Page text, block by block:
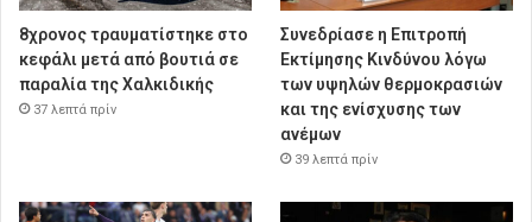
8χρονος τραυματίστηκε στο
κεφάλι μετά από βουτιά σε
παραλία της Χαλκιδικής
37 λεπτά πρίν
Συνεδρίασε η Επιτροπή
Εκτίμησης Κινδύνου λόγω
των υψηλών θερμοκρασιών
και της ενίσχυσης των
ανέμων
39 λεπτά πρίν